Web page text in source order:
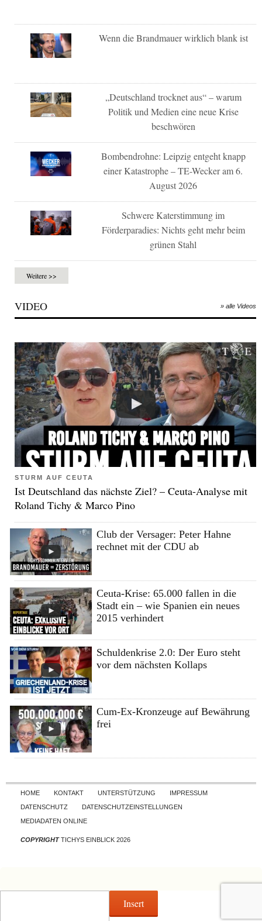
Wenn die Brandmauer wirklich blank ist
„Deutschland trocknet aus“ – warum
Politik und Medien eine neue Krise
beschwören
Bombendrohne: Leipzig entgeht knapp
einer Katastrophe – TE-Wecker am 6.
August 2026
Schwere Katerstimmung im
Förderparadies: Nichts geht mehr beim
grünen Stahl
Weitere >>
VIDEO » alle Videos
STURM AUF CEUTA
Ist Deutschland das nächste Ziel? – Ceuta-Analyse mit
Roland Tichy & Marco Pino
Club der Versager: Peter Hahne
rechnet mit der CDU ab
Ceuta-Krise: 65.000 fallen in die
Stadt ein – wie Spanien ein neues
2015 verhindert
Schuldenkrise 2.0: Der Euro steht
vor dem nächsten Kollaps
Cum-Ex-Kronzeuge auf Bewährung
frei
Skip to content
HOME KONTAKT UNTERSTÜTZUNG
IMPRESSUM
DATENSCHUTZ
DATENSCHUTZEINSTELLUNGEN
MEDIADATEN ONLINE
COPYRIGHTTICHYS EINBLICK 2026
Insert